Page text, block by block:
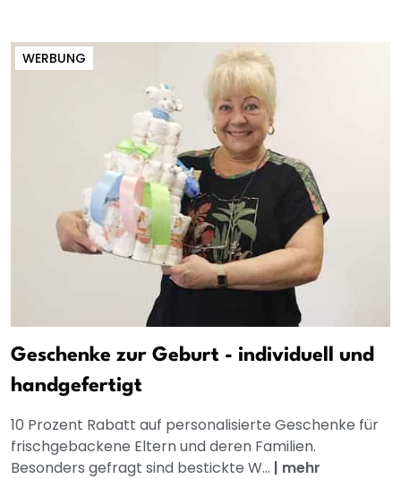
WERBUNG
Geschenke zur Geburt - individuell und
handgefertigt
10 Prozent Rabatt auf personalisierte Geschenke für
frischgebackene Eltern und deren Familien.
Besonders gefragt sind bestickte W... | mehr